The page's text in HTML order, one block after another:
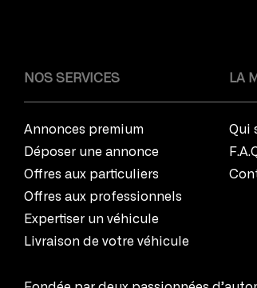
NOS SERVICES
Annonces premium
Déposer une annonce
Offres aux particuliers
Offres aux professionnels
Expertiser un véhicule
Livraison de votre véhicule
LA
Qui